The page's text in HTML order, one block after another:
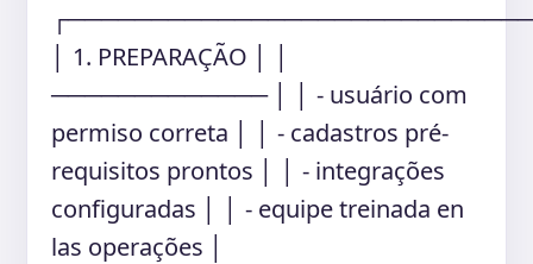
│ 1. PREPARAÇÃO │ │
───────────── │ │ - usuário com
permiso correta │ │ - cadastros pré-
requisitos prontos │ │ - integrações
configuradas │ │ - equipe treinada en
las operações │